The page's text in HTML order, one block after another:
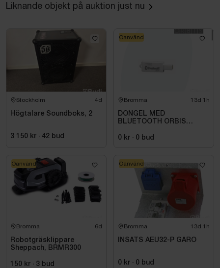
Liknande objekt på auktion just nu
Stockholm 4d
Högtalare Soundboks, 2
3 150 kr · 42 bud
Bromma 13d 1h
DONGEL MED
BLUETOOTH ORBIS
0 kr · 0 bud
Oanvänd
Bromma 6d
Robotgräsklippare
Sheppach, BRMR300
150 kr · 3 bud
Oanvänd
Bromma 13d 1h
INSATS AEU32-P GARO
0 kr · 0 bud
Oanvänd